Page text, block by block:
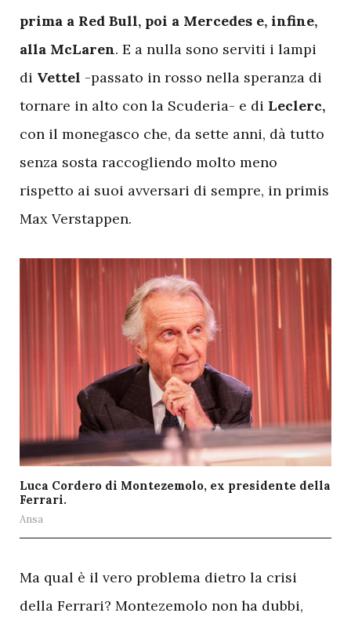
prima a Red Bull, poi a Mercedes e, infine,
alla McLaren. E a nulla sono serviti i lampi
di Vettel -passato in rosso nella speranza di
tornare in alto con la Scuderia- e di Leclerc,
con il monegasco che, da sette anni, dà tutto
senza sosta raccogliendo molto meno
rispetto ai suoi avversari di sempre, in primis
Max Verstappen.
Luca Cordero di Montezemolo, ex presidente della
Ferrari.
Ansa
Ma qual è il vero problema dietro la crisi
della Ferrari? Montezemolo non ha dubbi,